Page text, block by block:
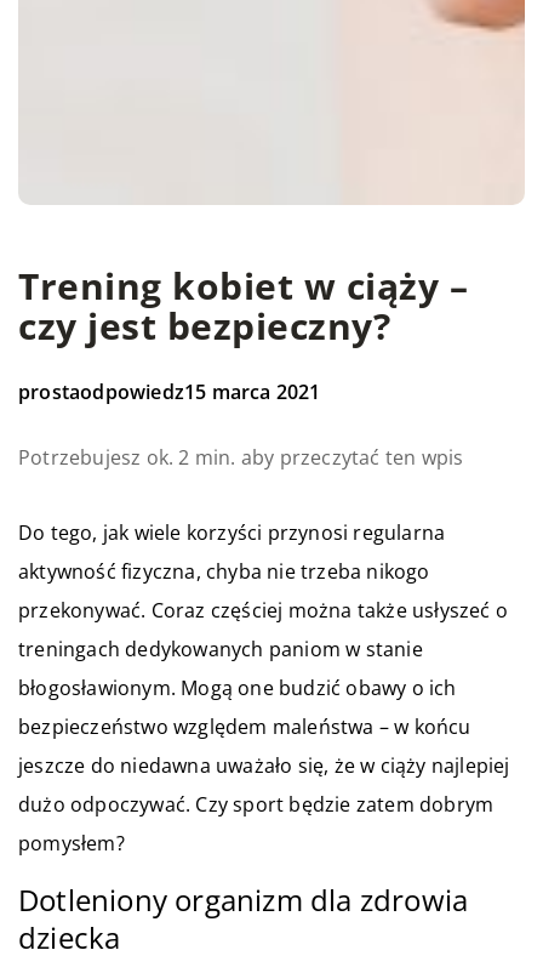
Trening kobiet w ciąży –
czy jest bezpieczny?
prostaodpowiedz15 marca 2021
Potrzebujesz ok. 2 min. aby przeczytać ten wpis
Do tego, jak wiele korzyści przynosi regularna
aktywność fizyczna, chyba nie trzeba nikogo
przekonywać. Coraz częściej można także usłyszeć o
treningach dedykowanych paniom w stanie
błogosławionym. Mogą one budzić obawy o ich
bezpieczeństwo względem maleństwa – w końcu
jeszcze do niedawna uważało się, że w ciąży najlepiej
dużo odpoczywać. Czy sport będzie zatem dobrym
pomysłem?
Dotleniony organizm dla zdrowia
dziecka